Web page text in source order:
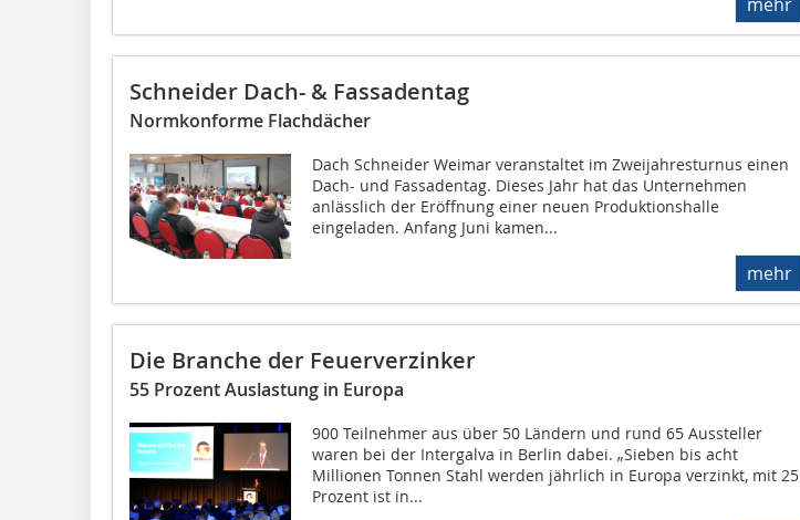
Schneider Dach- & Fassadentag
Normkonforme Flachdächer
Dach Schneider Weimar veranstaltet im Zweijahresturnus einen
Dach- und Fassadentag. Dieses Jahr hat das Unternehmen
anlässlich der Eröffnung einer neuen Produktionshalle
eingeladen. Anfang Juni kamen...
mehr
Die Branche der Feuerverzinker
55 Prozent Auslastung in Europa
900 Teilnehmer aus über 50 Ländern und rund 65 Aussteller
waren bei der Intergalva in Berlin dabei. „Sieben bis acht
Millionen Tonnen Stahl werden jährlich in Europa verzinkt, mit 25
Prozent ist in...